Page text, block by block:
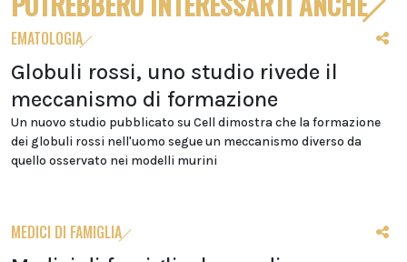
EMATOLOGIA
Globuli rossi, uno studio rivede il
meccanismo di formazione
Un nuovo studio pubblicato su Cell dimostra che la formazione
dei globuli rossi nell'uomo segue un meccanismo diverso da
quello osservato nei modelli murini
MEDICI DI FAMIGLIA